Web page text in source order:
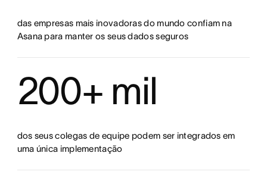
das empresas mais inovadoras do mundo confiam na
Asana para manter os seus dados seguros
200+ mil
dos seus colegas de equipe podem ser integrados em
uma única implementação